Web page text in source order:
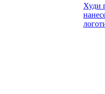
Худи